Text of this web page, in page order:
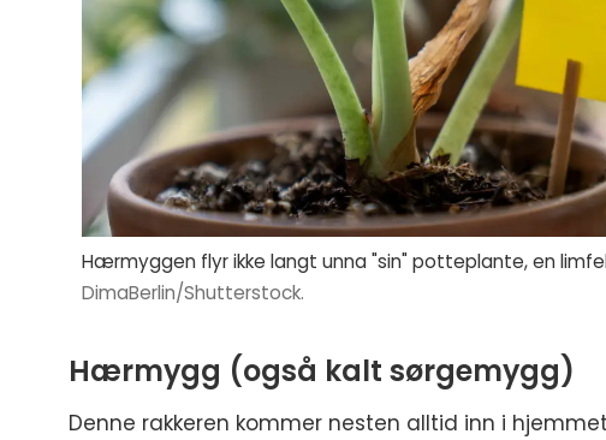
Hærmyggen flyr ikke langt unna "sin" potteplante, en
DimaBerlin/Shutterstock.
Hærmygg (også kalt sørgemygg)
Denne rakkeren kommer nesten alltid inn i